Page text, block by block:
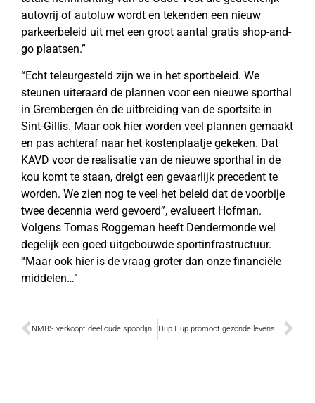
autovrij of autoluw wordt en tekenden een nieuw
parkeerbeleid uit met een groot aantal gratis shop-and-
go plaatsen.”
“Echt teleurgesteld zijn we in het sportbeleid. We
steunen uiteraard de plannen voor een nieuwe sporthal
in Grembergen én de uitbreiding van de sportsite in
Sint-Gillis. Maar ook hier worden veel plannen gemaakt
en pas achteraf naar het kostenplaatje gekeken. Dat
KAVD voor de realisatie van de nieuwe sporthal in de
kou komt te staan, dreigt een gevaarlijk precedent te
worden. We zien nog te veel het beleid dat de voorbije
twee decennia werd gevoerd”, evalueert Hofman.
Volgens Tomas Roggeman heeft Dendermonde wel
degelijk een goed uitgebouwde sportinfrastructuur.
“Maar ook hier is de vraag groter dan onze financiële
middelen…”
NMBS verkoopt deel oude spoorlijn 57 Hup Hup promoot gezonde levensstijl